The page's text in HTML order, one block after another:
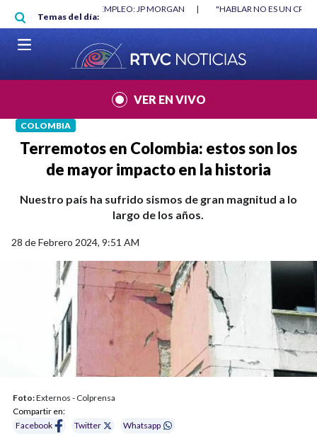
Pasar al contenido principal
Temas del día:
"HABLAR NO ES UN CRIMEN": CARTA DE BETO CORAL |
VER EN VIVO
COLOMBIA
Terremotos en Colombia: estos son los
de mayor impacto en la historia
Nuestro país ha sufrido sismos de gran magnitud a lo
largo de los años.
28 de Febrero 2024, 9:51 AM
Foto:Externos - Colprensa
Compartir en:
Facebook
Twitter Whatsapp